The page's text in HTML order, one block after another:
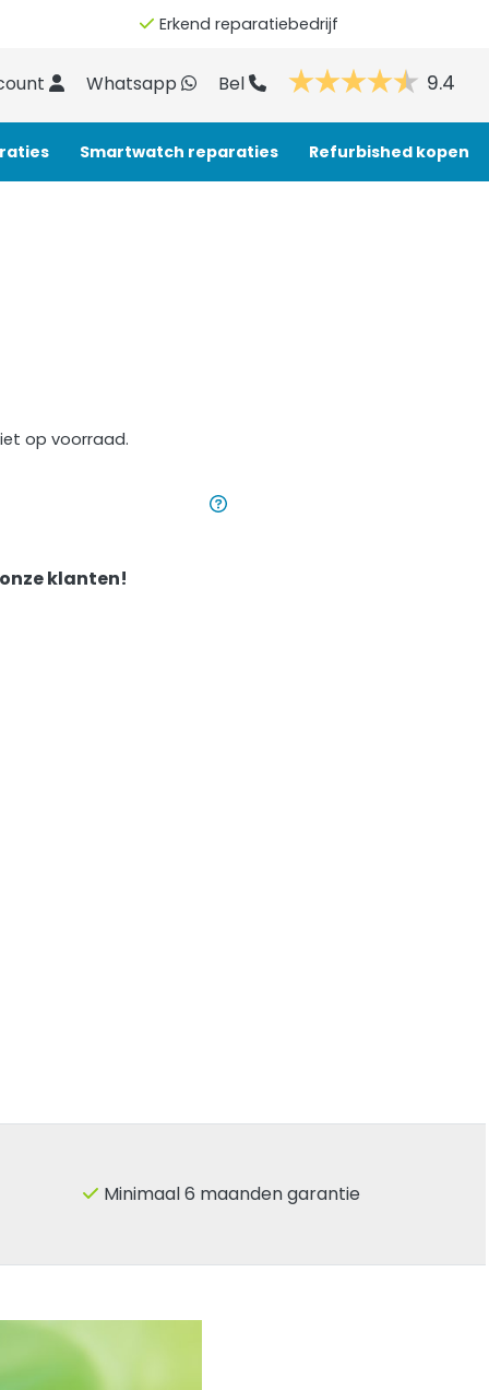
Erkend reparatiebedrijf
Whatsapp Bel 9.4
Smartwatch reparaties Refurbished kopen
op voorraad.
klanten!
Minimaal 6 maanden garantie